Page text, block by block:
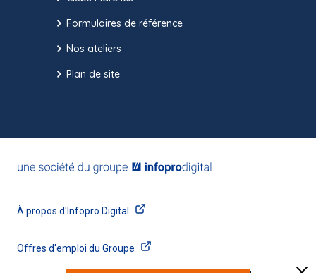
Formulaires de référence
Nos ateliers
Plan de site